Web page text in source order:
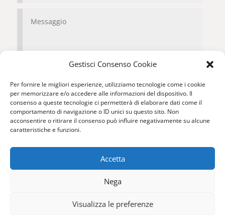
Gestisci Consenso Cookie
Per fornire le migliori esperienze, utilizziamo tecnologie come i cookie
per memorizzare e/o accedere alle informazioni del dispositivo. Il
consenso a queste tecnologie ci permetterà di elaborare dati come il
comportamento di navigazione o ID unici su questo sito. Non
acconsentire o ritirare il consenso può influire negativamente su alcune
caratteristiche e funzioni.
Accetta
Nega
Visualizza le preferenze
Consenso Privacy
Ho preso visione della vostra Informativa sulla
Privacy
Contattaci
Privacy Policy|